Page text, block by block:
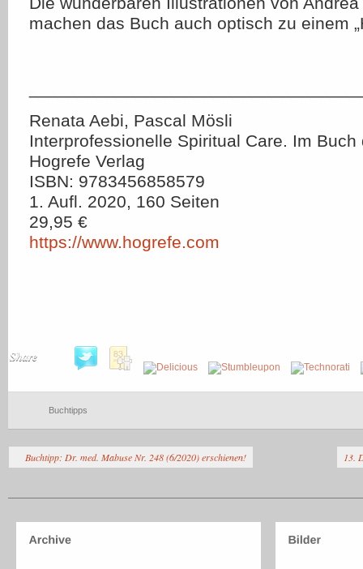
machen das Buch auch optisch zu einem
Renata Aebi, Pascal Mösli
Interprofessionelle Spiritual Care. Im
Hogrefe Verlag
ISBN: 9783456858579
1. Aufl. 2020, 160 Seiten
29,95 €
https://www.hogrefe.com
Share
Buchtipps
Buchtipp: Dr. med. Mabuse Nr. 248 (6/2020) erschienen! 13.